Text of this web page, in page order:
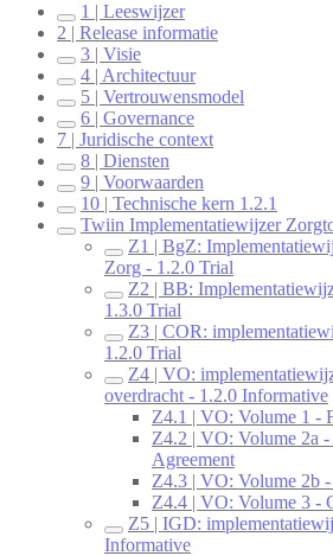
1 | Leeswijzer
2 | Release informatie
3 | Visie
4 | Architectuur
5 | Vertrouwensmodel
6 | Governance
7 | Juridische context
8 | Diensten
9 | Voorwaarden
10 | Technische kern 1.2.1
Twiin Implementatiewijzer
Z1 | BgZ:
Zorg - 1.2.0 Trial
Z2 | BB:
1.3.0 Trial
Z3 | COR:
1.2.0 Trial
Z4 | VO:
overdracht - 1.2.0 Informative
Z4.1 | VO: Volume 1 -
Z4.2 | VO: Volume 2a
Agreement
Z4.3 | VO: Volume 2b -
Z4.4 | VO: Volume 3 -
Z5 | IGD:
Informative